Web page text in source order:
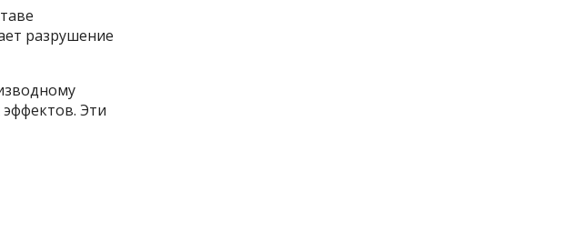
разрушение
Эти